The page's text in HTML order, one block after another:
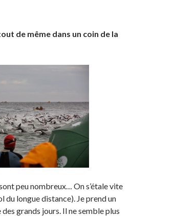
de même dans un coin de la
peu nombreux… On s’étale vite
du longue distance). Je prend un
grands jours. Il ne semble plus